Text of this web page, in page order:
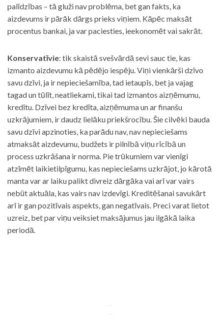
palīdzības – tā gluži nav problēma, bet gan fakts, ka
aizdevums ir pārāk dārgs prieks viņiem. Kāpēc maksāt
procentus bankai, ja var paciesties, ieekonomēt vai sakrāt.
Konservatīvie: tik skaistā svešvārdā sevi sauc tie, kas
izmanto aizdevumu kā pēdējo iespēju. Viņi vienkārši dzīvo
savu dzīvi, ja ir nepieciešamība, tad ietaupīs, bet ja vajag
tagad un tūlīt, neatliekami, tikai tad izmantos aizņēmumu,
kredītu. Dzīvei bez kredīta, aizņēmuma un ar finanšu
uzkrājumiem, ir daudz lielāku priekšrocību. Šie cilvēki bauda
savu dzīvi apzinoties, ka parādu nav, nav nepieciešams
atmaksāt aizdevumu, budžets ir pilnībā viņu rīcībā un
process uzkrāšana ir norma. Pie trūkumiem var vienīgi
atzīmēt laikietilpīgumu, kas nepieciešams uzkrājot, jo kārotā
manta var ar laiku palikt divreiz dārgāka vai arī var vairs
nebūt aktuāla, kas vairs nav izdevīgi. Kreditēšanai savukārt
arī ir gan pozitīvais aspekts, gan negatīvais. Preci varat lietot
uzreiz, bet par viņu veiksiet maksājumus jau ilgākā laika
periodā.